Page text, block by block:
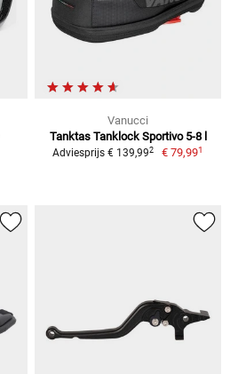
Vanucci
Tanktas Tanklock Sportivo 5-8 l
Adviesprijs € 139,992 € 79,991